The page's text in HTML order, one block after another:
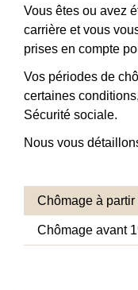
Vous êtes ou avez
carrière et vous
prises en compte
Vos périodes de
certaines
Sécurité sociale.
Nous vous
Chômage à partir
Chômage avant